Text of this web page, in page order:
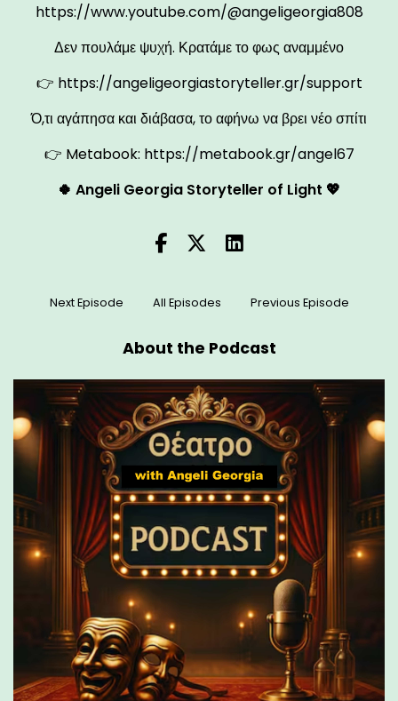
https://www.youtube.com/@angeligeorgia808
Δεν πουλάμε ψυχή. Κρατάμε το φως αναμμένο
👉 https://angeligeorgiastoryteller.gr/support
Ό,τι αγάπησα και διάβασα, το αφήνω να βρει νέο σπίτι
👉 Metabook: https://metabook.gr/angel67
🍀 Angeli Georgia Storyteller of Light 💖
Next Episode All Episodes Previous Episode
About the Podcast